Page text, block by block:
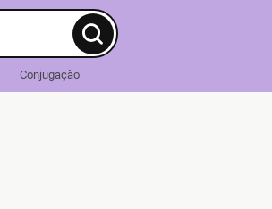
Conjugação